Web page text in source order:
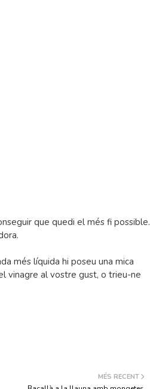
que quedi el més fi possible.
més líquida hi poseu una mica
vinagre al vostre gust, o trieu-ne
MÉS RECENT